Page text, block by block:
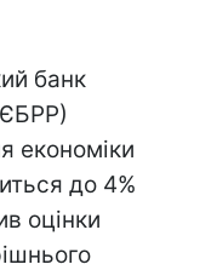
банк
економіки
до 4%
оцінки